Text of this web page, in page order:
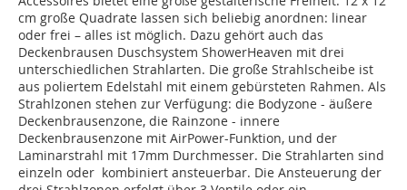
cm große Quadrate lassen sich beliebig anordnen: linear
oder frei – alles ist möglich. Dazu gehört auch das
Deckenbrausen Duschsystem ShowerHeaven mit drei
unterschiedlichen Strahlarten. Die große Strahlscheibe ist
aus poliertem Edelstahl mit einem gebürsteten Rahmen. Als
Strahlzonen stehen zur Verfügung: die Bodyzone - äußere
Deckenbrausenzone, die Rainzone - innere
Deckenbrausenzone mit AirPower-Funktion, und der
Laminarstrahl mit 17mm Durchmesser. Die Strahlarten sind
einzeln oder kombiniert ansteuerbar. Die Ansteuerung der